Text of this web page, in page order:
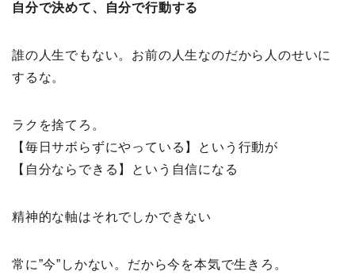
自分で決めて、自分で行動する
誰の人生でもない。お前の人生なのだから人のせいに
するな。
ラクを捨てろ。
【毎日サボらずにやっている】という行動が
【自分ならできる】という自信になる
精神的な軸はそれでしかできない
常に”今”しかない。だから今を本気で生きろ。